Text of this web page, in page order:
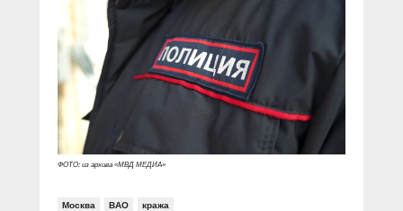
Социальные ролики
Документальные фильмы
Прямой разговор
В знании сила
Специальный репортаж
КиберПОСТОВОЙ
Газета «Щит и меч»
Журнал «Полиция России»
О ПОРТАЛЕ
Контакты
Вакансии
ФОТО: из архива «МВД МЕДИА»
Москва ВАО кража